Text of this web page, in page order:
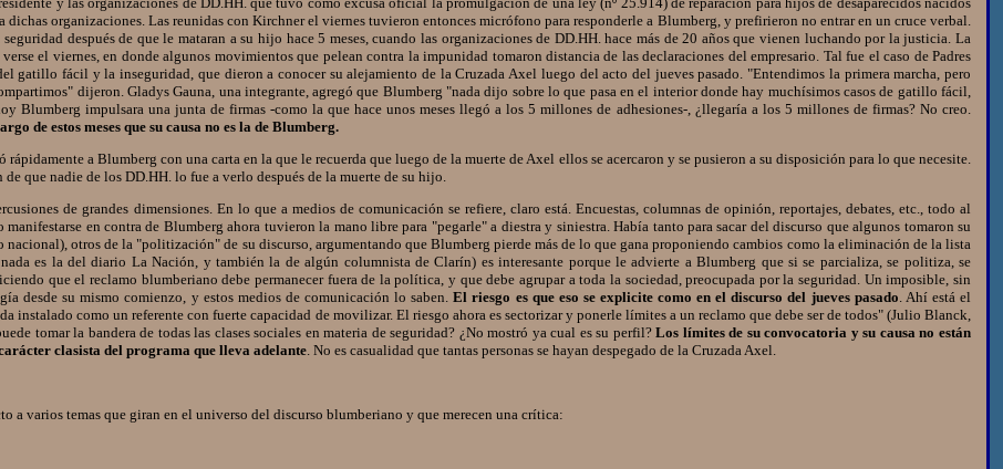
organizaciones. Las reunidas con Kirchner el viernes tuvieron entonces micrófono para responderle a Blumberg, y prefirieron no entrar en un cruce verbal.
después de que le mataran a su hijo hace 5 meses, cuando las organizaciones de DD.HH. hace más de 20 años que vienen luchando por la justicia. La
el viernes, en donde algunos movimientos que pelean contra la impunidad tomaron distancia de las declaraciones del empresario. Tal fue el caso de Padres
gatillo fácil y la inseguridad, que dieron a conocer su alejamiento de la Cruzada Axel luego del acto del jueves pasado. "Entendimos la primera marcha, pero
dijeron. Gladys Gauna, una integrante, agregó que Blumberg "nada dijo sobre lo que pasa en el interior donde hay muchísimos casos de gatillo fácil,
Blumberg impulsara una junta de firmas -como la que hace unos meses llegó a los 5 millones de adhesiones-, ¿llegaría a los 5 millones de firmas? No creo.
de estos meses que su causa no es la de Blumberg.
a Blumberg con una carta en la que le recuerda que luego de la muerte de Axel ellos se acercaron y se pusieron a su disposición para lo que necesite.
que nadie de los DD.HH. lo fue a verlo después de la muerte de su hijo.
de grandes dimensiones. En lo que a medios de comunicación se refiere, claro está. Encuestas, columnas de opinión, reportajes, debates, etc., todo al
en contra de Blumberg ahora tuvieron la mano libre para "pegarle" a diestra y siniestra. Había tanto para sacar del discurso que algunos tomaron su
otros de la "politización" de su discurso, argumentando que Blumberg pierde más de lo que gana proponiendo cambios como la eliminación de la lista
es la del diario La Nación, y también la de algún columnista de Clarín) es interesante porque le advierte a Blumberg que si se parcializa, se politiza, se
que el reclamo blumberiano debe permanecer fuera de la política, y que debe agrupar a toda la sociedad, preocupada por la seguridad. Un imposible, sin
desde su mismo comienzo, y estos medios de comunicación lo saben.El riesgo es que eso se explicite como en el discurso del jueves pasado. Ahí está el
instalado como un referente con fuerte capacidad de movilizar. El riesgo ahora es sectorizar y ponerle límites a un reclamo que debe ser de todos" (Julio Blanck,
tomar la bandera de todas las clases sociales en materia de seguridad? ¿No mostró ya cual es su perfil?Los límites de su convocatoria y su causa no están
clasista del programa que lleva adelante. No es casualidad que tantas personas se hayan despegado de la Cruzada Axel.
varios temas que giran en el universo del discurso blumberiano y que merecen una crítica: